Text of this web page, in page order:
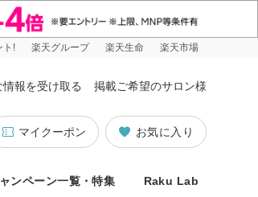
ト! 楽天グループ 楽天生命 楽天市場
情報を受け取る 掲載ご希望のサロン様
お気に入り
マイクーポン
ンペーン一覧・特集 Raku Lab